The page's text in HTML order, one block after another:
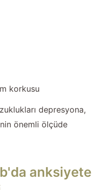
korkusu
depresyona,
önemli ölçüde
anksiyete